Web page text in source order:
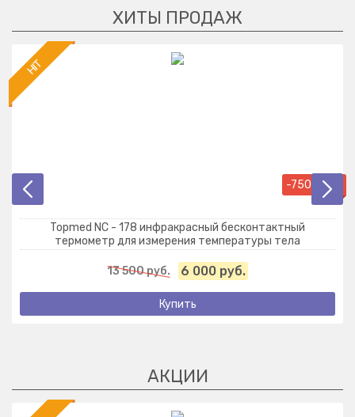
-7500 руб.
HIT
Topmed NC - 178 инфракрасный бесконтактный
термометр для измерения температуры тела
13 500 руб. 6 000 руб.
Купить